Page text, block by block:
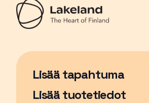
Lisää tapahtuma
Sivu avautuu
Lisää tuotetiedot